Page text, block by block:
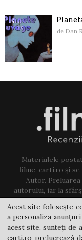
de Dan
Materialele
filme-carti.ro și se
Autor.
autorului, iar la
existe
Acest site folosește
a personaliza
acest site, sunteți de
carti.ro prelucrează